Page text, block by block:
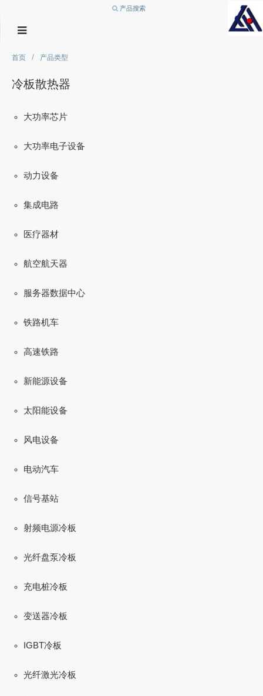
产品搜索
首页 / 产品类型
冷板散热器
大功率芯片
大功率电子设备
动力设备
集成电路
医疗器材
航空航天器
服务器数据中心
铁路机车
高速铁路
新能源设备
太阳能设备
风电设备
电动汽车
信号基站
射频电源冷板
光纤盘泵冷板
充电桩冷板
变送器冷板
IGBT冷板
光纤激光冷板